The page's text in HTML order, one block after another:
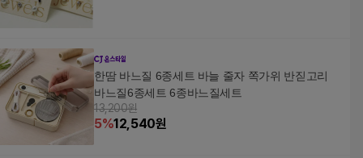
한땀 바느질 6종세트 바늘 줄자 쪽가위 반짇고리
바느질6종세트 6종바느질세트
13,200원
5%12,540원